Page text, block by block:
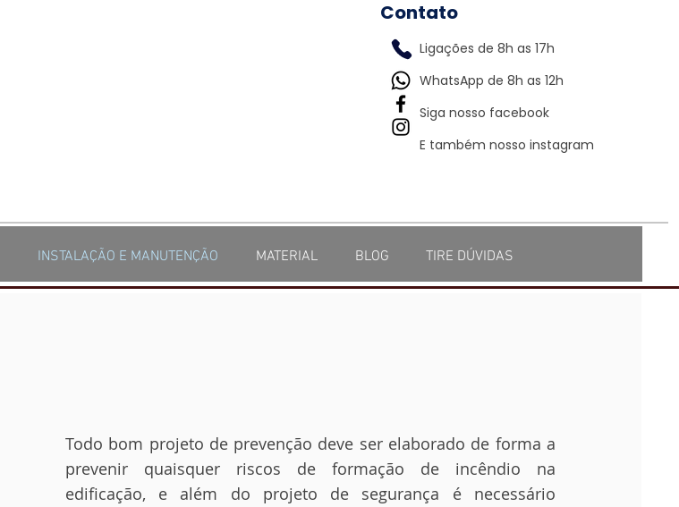
Contato
Ligações de 8h as 17h
WhatsApp de 8h as 12h
Siga nosso facebook
E também nosso instagram
INSTALAÇÃO E MANUTENÇÃO MATERIAL BLOG TIRE DÚVIDAS
Todo bom projeto de prevenção deve ser elaborado de forma a
prevenir quaisquer riscos de formação de incêndio na
edificação, e além do projeto de segurança é necessário